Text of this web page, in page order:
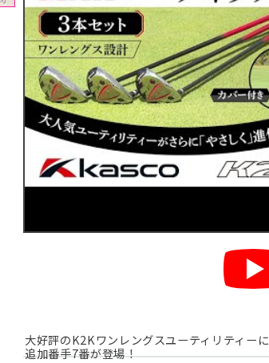
大好評のK2Kワンレングスユーティリティーに
追加番手7番が登場！